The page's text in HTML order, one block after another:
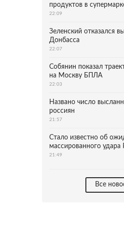
продуктов в
22:09
Зеленский отказался
Донбасса
22:07
Собянин показал
на Москву БПЛА
22:03
Названо число
россиян
21:57
Стало известно об
массированного удара
21:49
Все